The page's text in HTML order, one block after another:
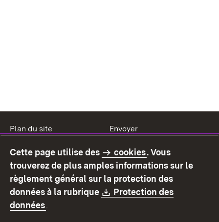
Plan du site
Envoyer
Mode d'emploi
Déclaration sur
l'accessibilité
Contact
Signaler un lien brisé
Cette page utilise des cookies. Vous
trouverez de plus amples informations sur le
règlement général sur la protection des
données à la rubrique
Download:
Protection des
données.